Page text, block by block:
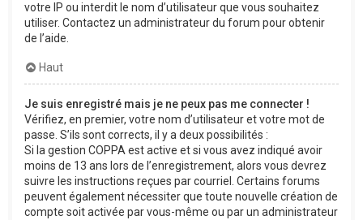
votre IP ou interdit le nom d’utilisateur que vous souhaitez
utiliser. Contactez un administrateur du forum pour obtenir
de l’aide.
Haut
Je suis enregistré mais je ne peux pas me connecter !
Vérifiez, en premier, votre nom d’utilisateur et votre mot de
passe. S’ils sont corrects, il y a deux possibilités :
Si la gestion COPPA est active et si vous avez indiqué avoir
moins de 13 ans lors de l’enregistrement, alors vous devrez
suivre les instructions reçues par courriel. Certains forums
peuvent également nécessiter que toute nouvelle création de
compte soit activée par vous-même ou par un administrateur